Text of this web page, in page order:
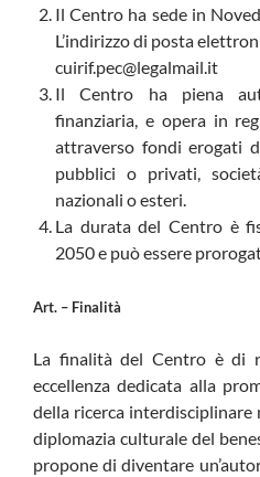
Il Centro ha sede in
L’indirizzo di posta
cuirif.pec@legalmail.it
Il Centro ha piena
finanziaria, e opera in
attraverso fondi erogati
pubblici o privati,
nazionali o esteri.
La durata del Centro è
2050 e può essere
Art. – Finalità
La finalità del Centro è di
eccellenza dedicata alla
della ricerca
diplomazia culturale del
propone di diventare